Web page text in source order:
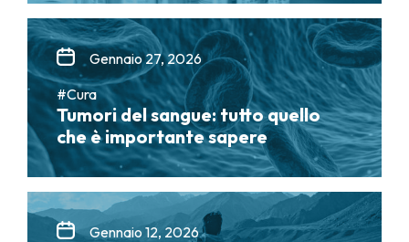
Gennaio 27, 2026
#Cura
Tumori del sangue: tutto quello
che è importante sapere
Gennaio 12, 2026